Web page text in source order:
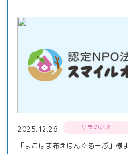
2025.12.26 リラのいえ
「よこはま布えほんぐるーぷ」様